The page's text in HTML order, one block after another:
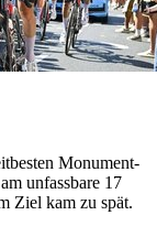
Monument-
unfassbare 17
Ziel kam zu spät.